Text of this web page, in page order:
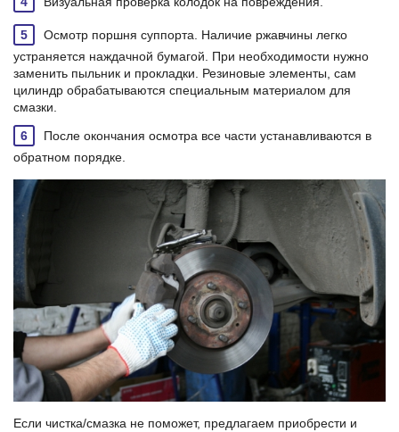
Осмотр поршня суппорта. Наличие ржавчины легко
устраняется наждачной бумагой. При необходимости нужно
заменить пыльник и прокладки. Резиновые элементы, сам
цилиндр обрабатываются специальным материалом для
смазки.
После окончания осмотра все части устанавливаются в
обратном порядке.
Если чистка/смазка не поможет, предлагаем приобрести и